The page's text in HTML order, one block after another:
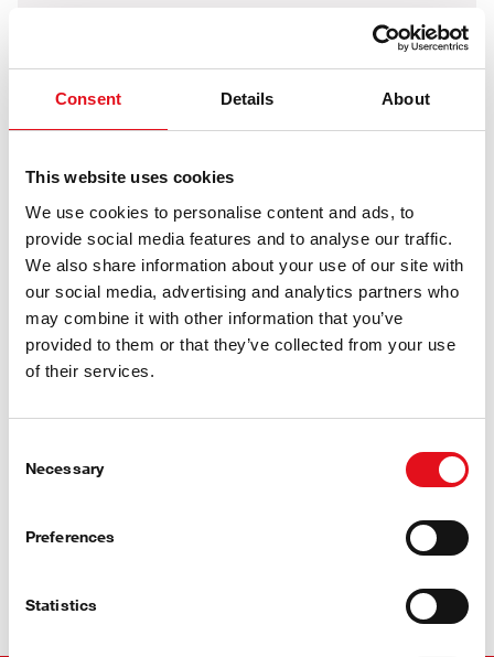
Consent Details About
This website uses cookies
We use cookies to personalise content and ads, to
provide social media features and to analyse our traffic.
We also share information about your use of our site with
our social media, advertising and analytics partners who
may combine it with other information that you’ve
provided to them or that they’ve collected from your use
of their services.
Selection
Necessary
Preferences
Statistics
Šilumokaitis
su febi oro kondicionavimo sistema